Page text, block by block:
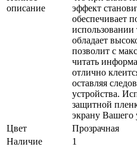
описание
эффект
обеспечивает
использовании
обладает
позволит с
читать
отлично
оставляя
устройства.
защитной
экрану Вашего
Цвет
Прозрачная
Наличие
1